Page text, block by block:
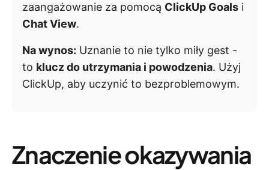
zaangażowanie za pomocą ClickUp Goals i
Chat View.
Na wynos: Uznanie to nie tylko miły gest -
to klucz do utrzymania i powodzenia. Użyj
ClickUp, aby uczynić to bezproblemowym.
Znaczenie okazywania